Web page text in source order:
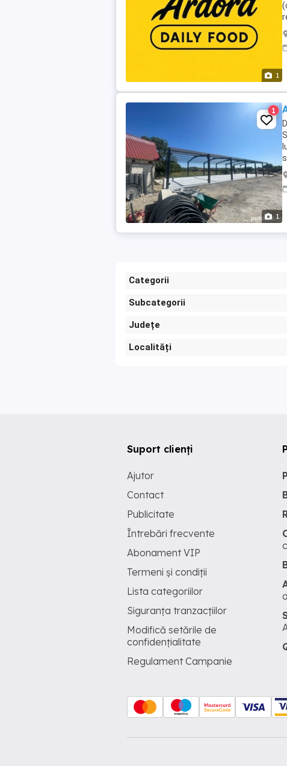
1
1
1
Categorii
Subcategorii
Județe
Localități
Suport clienți
Ajutor
Contact
Publicitate
Întrebări frecvente
Abonament VIP
Termeni și condiții
Lista categoriilor
Siguranța tranzacțiilor
Modifică setările de
confidențialitate
Regulament Campanie